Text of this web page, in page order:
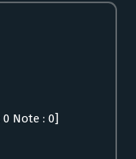
0 Note : 0]